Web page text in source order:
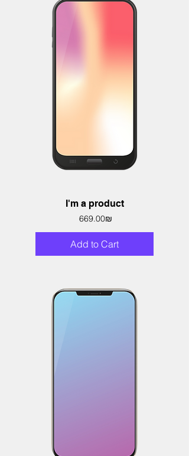
I'm a product
Price ‏669.00 ‏₪
Add to Cart